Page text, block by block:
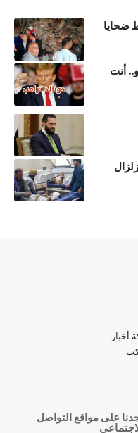
ضحايا
أنت
زلزال
أخبار
على مواقع التواصل